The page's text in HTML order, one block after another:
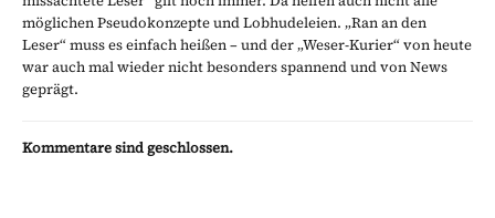
möglichen Pseudokonzepte und Lobhudeleien. „Ran an den
Leser“ muss es einfach heißen – und der „Weser-Kurier“ von heute
war auch mal wieder nicht besonders spannend und von News
geprägt.
Kommentare sind geschlossen.